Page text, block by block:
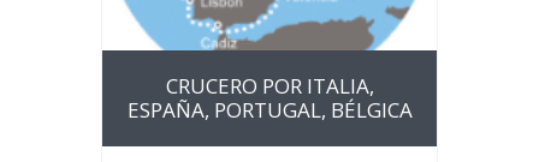
CRUCERO POR ITALIA,
ESPAÑA, PORTUGAL, BÉLGICA